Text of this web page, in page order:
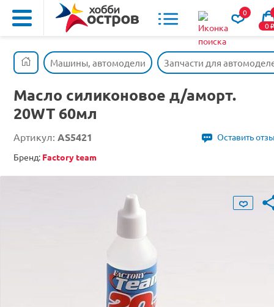
0
0o
Машины, автомодели Запчасти для
Масло силиконовое д/аморт.
20WT 60мл
Артикул: AS5421
Оставить
Бренд: Factory team